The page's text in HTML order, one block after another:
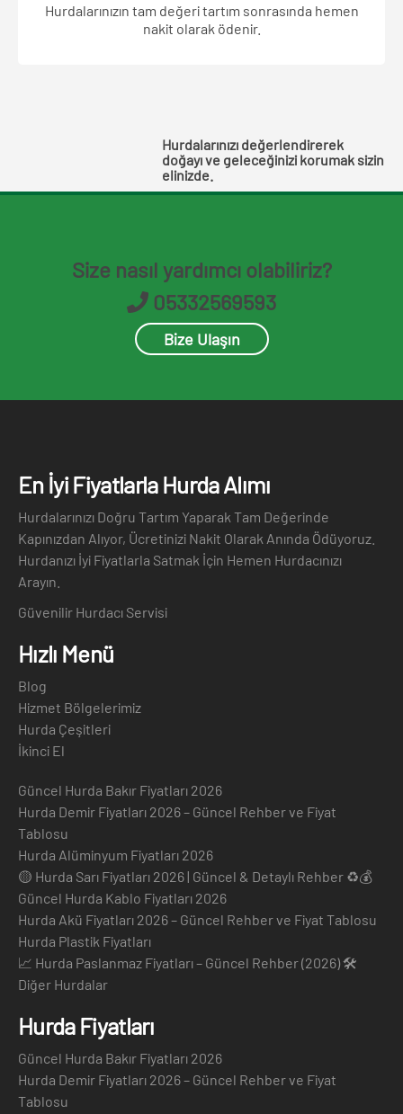
Hurdalarınızın tam değeri tartım sonrasında hemen
nakit olarak ödenir.
Hurdalarınızı değerlendirerek
doğayı ve geleceğinizi korumak sizin
elinizde.
Size nasıl yardımcı olabiliriz?
05332569593
Bize Ulaşın
En İyi Fiyatlarla Hurda Alımı
Hurdalarınızı Doğru Tartım Yaparak Tam Değerinde
Kapınızdan Alıyor, Ücretinizi Nakit Olarak Anında Ödüyoruz.
Hurdanızı İyi Fiyatlarla Satmak İçin Hemen Hurdacınızı
Arayın.
Güvenilir Hurdacı Servisi
Hızlı Menü
Blog
Hizmet Bölgelerimiz
Hurda Çeşitleri
İkinci El
Güncel Hurda Bakır Fiyatları 2026
Hurda Demir Fiyatları 2026 – Güncel Rehber ve Fiyat
Tablosu
Hurda Alüminyum Fiyatları 2026
🟡 Hurda Sarı Fiyatları 2026 | Güncel & Detaylı Rehber ♻️💰
Güncel Hurda Kablo Fiyatları 2026
Hurda Akü Fiyatları 2026 – Güncel Rehber ve Fiyat Tablosu
Hurda Plastik Fiyatları
📈 Hurda Paslanmaz Fiyatları – Güncel Rehber (2026) 🛠️
Diğer Hurdalar
Hurda Fiyatları
Güncel Hurda Bakır Fiyatları 2026
Hurda Demir Fiyatları 2026 – Güncel Rehber ve Fiyat
Tablosu